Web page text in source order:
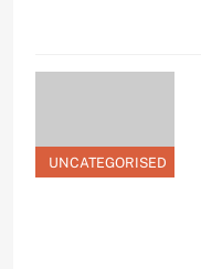
UNCATEGORISED